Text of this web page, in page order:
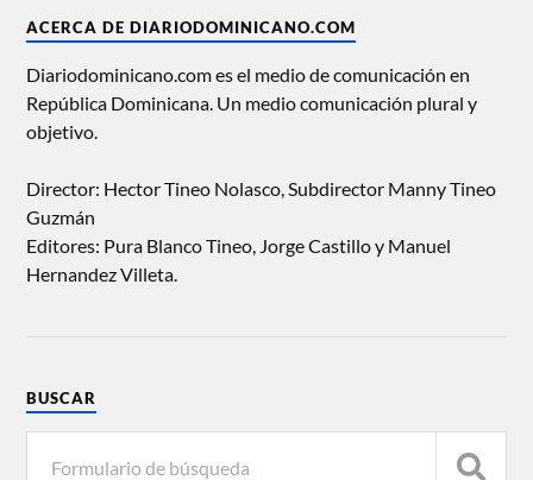
ACERCA DE DIARIODOMINICANO.COM
Diariodominicano.com es el medio de comunicación en
República Dominicana. Un medio comunicación plural y
objetivo.
Director: Hector Tineo Nolasco, Subdirector Manny Tineo
Guzmán
Editores: Pura Blanco Tineo, Jorge Castillo y Manuel
Hernandez Villeta.
BUSCAR